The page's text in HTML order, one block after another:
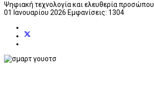
Ψηφιακή τεχνολογία και ελευθερία προσώπου
01 Ιανουαρίου 2026 Εμφανίσεις: 1304